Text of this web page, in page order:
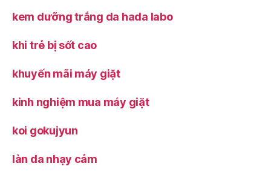
kem dưỡng trắng da hada labo
khi trẻ bị sốt cao
khuyến mãi máy giặt
kinh nghiệm mua máy giặt
koi gokujyun
làn da nhạy cảm